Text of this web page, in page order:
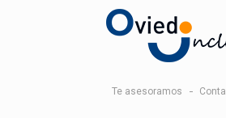
Te asesoramos